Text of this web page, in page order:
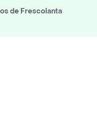
de Frescolanta